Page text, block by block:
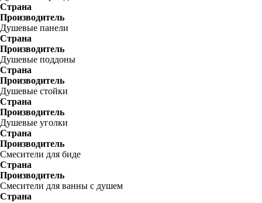
Страна
Производитель
Душевые панели
Страна
Производитель
Душевые поддоны
Страна
Производитель
Душевые стойки
Страна
Производитель
Душевые уголки
Страна
Производитель
Смесители для биде
Страна
Производитель
Смесители для ванны с душем
Страна